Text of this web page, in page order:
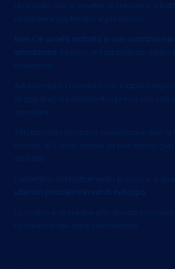
Una volta che si smette di crescere, il
richiedere più tempo e più lavoro.
Non c’è un’età stabilita in cui i bambini
ortodonzia
. Il piano di trattamento
Ad esempio, i bambini con il labbro
di apparecchi ortodontici prima che i loro
spuntare.
Altri bambini possono beneficiare
intorno ai 6 anni, anche se non hanno
da latte.
L’obiettivo del trattamento precoce è
ulteriori problemi in via di sviluppo
Lo scopo è di creare uno spazio
la crescita dei denti permanenti.